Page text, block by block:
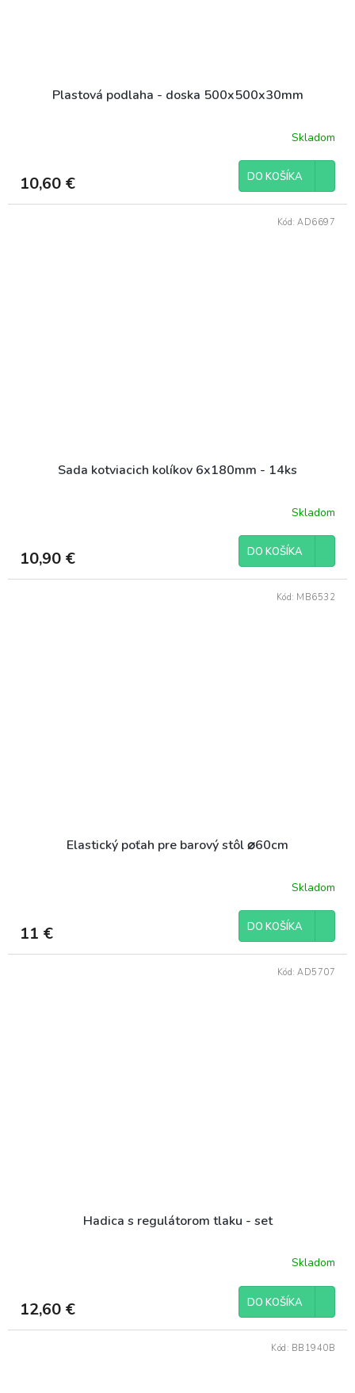
Plastová podlaha - doska 500x500x30mm
Skladom
10,60 € DO KOŠÍKA
Sada kotviacich kolíkov 6x180mm - 14ks
Skladom
10,90 € DO KOŠÍKA
Kód: AD6697
Elastický poťah pre barový stôl ⌀60cm
Skladom
11 € DO KOŠÍKA
Kód: MB6532
Hadica s regulátorom tlaku - set
Skladom
12,60 € DO KOŠÍKA
Kód: AD5707
Kód: BB1940B